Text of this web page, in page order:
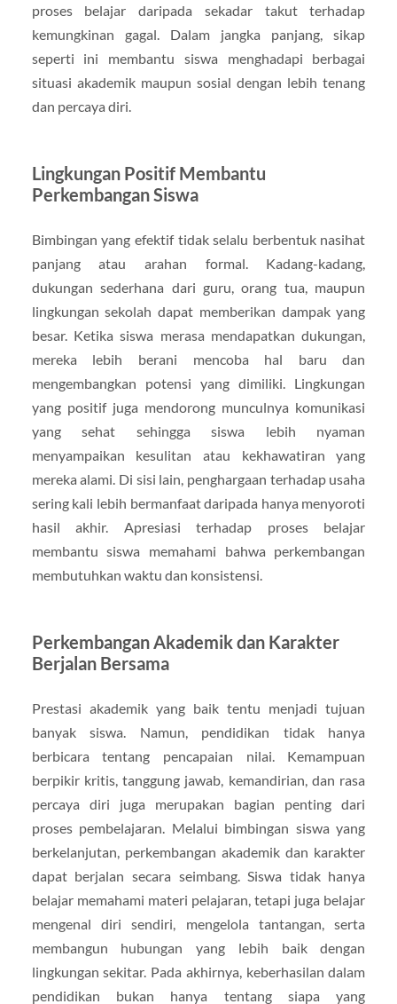
proses belajar daripada sekadar takut terhadap
kemungkinan gagal. Dalam jangka panjang, sikap
seperti ini membantu siswa menghadapi berbagai
situasi akademik maupun sosial dengan lebih tenang
dan percaya diri.
Lingkungan Positif Membantu
Perkembangan Siswa
Bimbingan yang efektif tidak selalu berbentuk nasihat
panjang atau arahan formal. Kadang-kadang,
dukungan sederhana dari guru, orang tua, maupun
lingkungan sekolah dapat memberikan dampak yang
besar. Ketika siswa merasa mendapatkan dukungan,
mereka lebih berani mencoba hal baru dan
mengembangkan potensi yang dimiliki. Lingkungan
yang positif juga mendorong munculnya komunikasi
yang sehat sehingga siswa lebih nyaman
menyampaikan kesulitan atau kekhawatiran yang
mereka alami. Di sisi lain, penghargaan terhadap usaha
sering kali lebih bermanfaat daripada hanya menyoroti
hasil akhir. Apresiasi terhadap proses belajar
membantu siswa memahami bahwa perkembangan
membutuhkan waktu dan konsistensi.
Perkembangan Akademik dan Karakter
Berjalan Bersama
Prestasi akademik yang baik tentu menjadi tujuan
banyak siswa. Namun, pendidikan tidak hanya
berbicara tentang pencapaian nilai. Kemampuan
berpikir kritis, tanggung jawab, kemandirian, dan rasa
percaya diri juga merupakan bagian penting dari
proses pembelajaran. Melalui bimbingan siswa yang
berkelanjutan, perkembangan akademik dan karakter
dapat berjalan secara seimbang. Siswa tidak hanya
belajar memahami materi pelajaran, tetapi juga belajar
mengenal diri sendiri, mengelola tantangan, serta
membangun hubungan yang lebih baik dengan
lingkungan sekitar. Pada akhirnya, keberhasilan dalam
pendidikan bukan hanya tentang siapa yang